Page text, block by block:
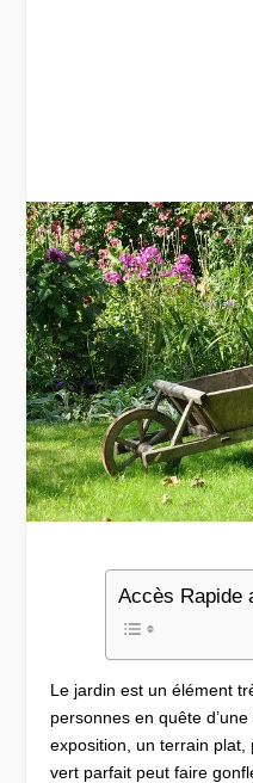
Accès Rapide
Le jardin est un élément
personnes en quête
exposition, un terrain
vert parfait peut faire